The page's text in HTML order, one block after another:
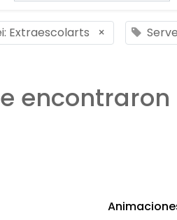
Extraescolarts ×